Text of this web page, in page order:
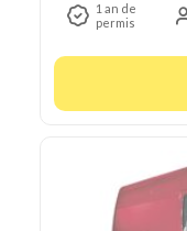
1 an de
permis